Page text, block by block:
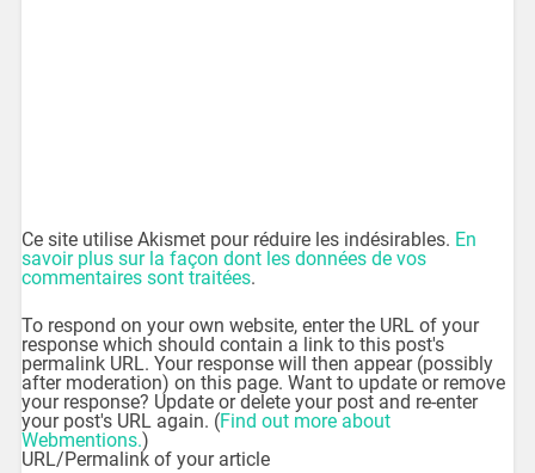
Ce site utilise Akismet pour réduire les indésirables. En
savoir plus sur la façon dont les données de vos
commentaires sont traitées.
To respond on your own website, enter the URL of your
response which should contain a link to this post's
permalink URL. Your response will then appear (possibly
after moderation) on this page. Want to update or remove
your response? Update or delete your post and re-enter
your post's URL again. (Find out more about
Webmentions.)
URL/Permalink of your article